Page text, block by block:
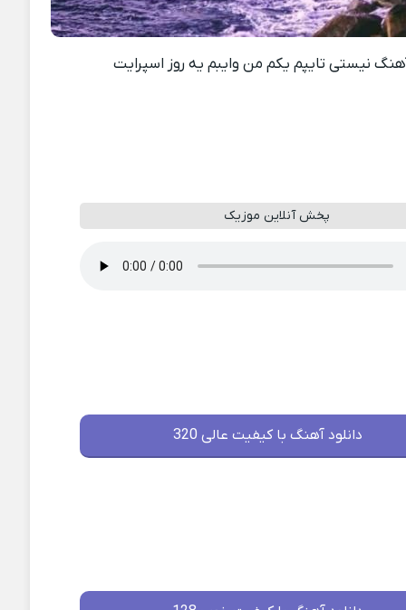
نیستی تایپم یکم من وایبم یه روز اسپرایت
پخش آنلاین موزیک
دانلود آهنگ با کیفیت عالی 320